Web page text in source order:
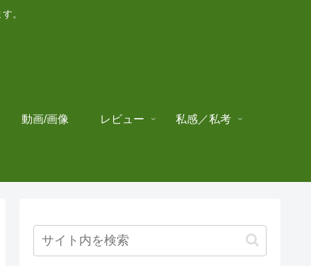
。
動画/画像 レビュー 私感／私考